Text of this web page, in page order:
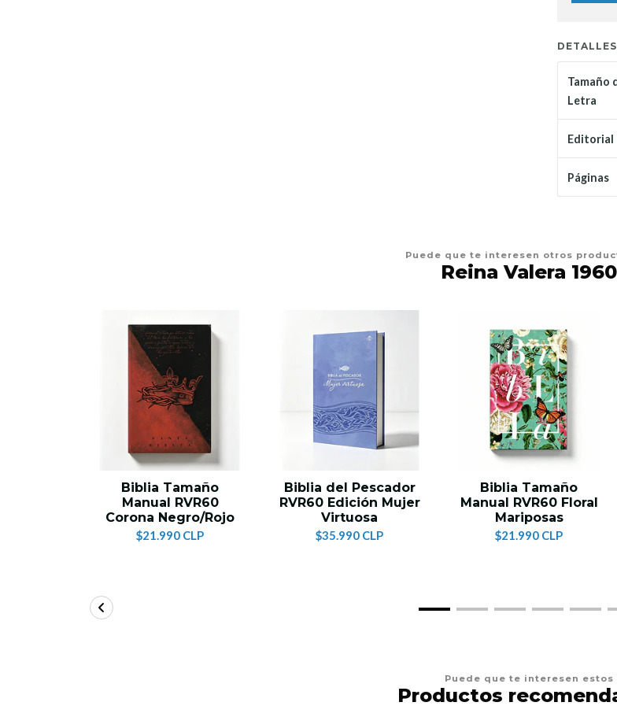
Tamaño
Letra
Editorial
Páginas
Puede que te interesen otros
Reina Valera 1960
Biblia Tamaño
Manual RVR60
Corona Negro/Rojo
$21.990 CLP
Biblia del Pescador
RVR60 Edición Mujer
Virtuosa
$35.990 CLP
Biblia Tamaño
Manual RVR60 Floral
Mariposas
$21.990 CLP
Puede que te interesen estos
Productos